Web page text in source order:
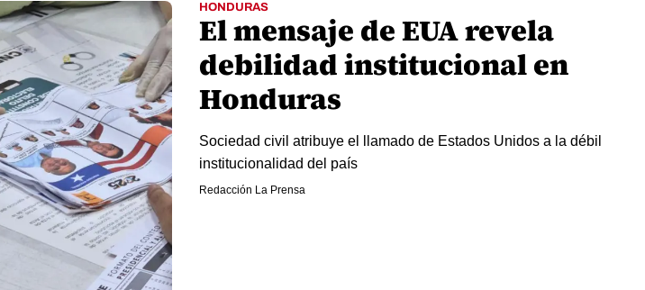
HONDURAS
El mensaje de EUA revela
debilidad institucional en
Honduras
Sociedad civil atribuye el llamado de Estados Unidos a la débil
institucionalidad del país
Redacción La Prensa